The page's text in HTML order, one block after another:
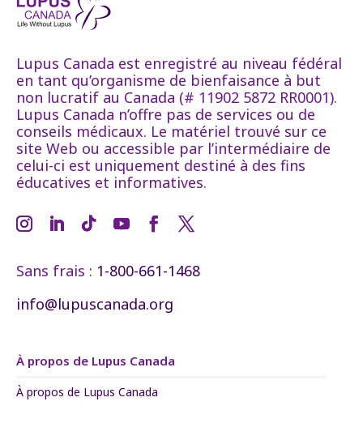
Lupus Canada est enregistré au niveau fédéral
en tant qu’organisme de bienfaisance à but
non lucratif au Canada (# 11902 5872 RR0001).
Lupus Canada n’offre pas de services ou de
conseils médicaux. Le matériel trouvé sur ce
site Web ou accessible par l’intermédiaire de
celui-ci est uniquement destiné à des fins
éducatives et informatives.
Sans frais : 1-800-661-1468
info@lupuscanada.org
À propos de Lupus Canada
À propos de Lupus Canada